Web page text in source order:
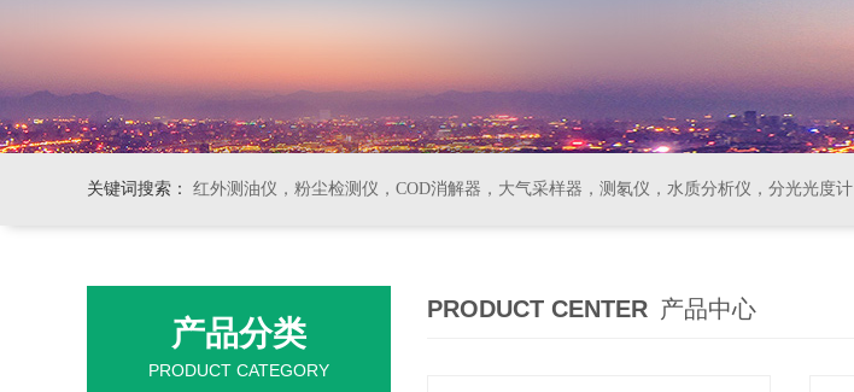
关键词搜索： 红外测油仪，粉尘检测仪，COD消解器，大气采样器，测氡仪，水质分析仪，分光光度计
产品分类
PRODUCT CATEGORY
PRODUCT CENTER 产品中心